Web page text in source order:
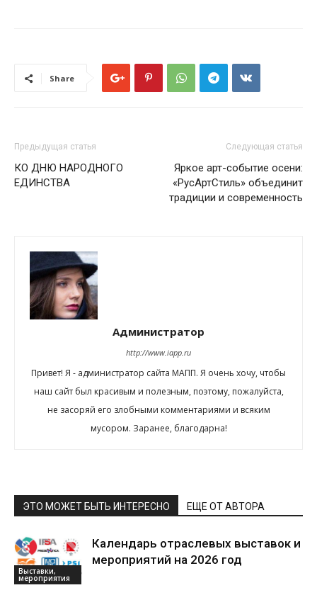
Share
Предыдущая статья
КО ДНЮ НАРОДНОГО
ЕДИНСТВА
Следующая статья
Яркое арт-событие осени:
«РусАртСтиль» объединит
традиции и современность
Администратор
http://www.iapp.ru
Привет! Я - администратор сайта МАПП. Я очень хочу, чтобы
наш сайт был красивым и полезным, поэтому, пожалуйста,
не засоряй его злобными комментариями и всяким
мусором. Заранее, благодарна!
ЭТО МОЖЕТ БЫТЬ ИНТЕРЕСНО ЕЩЕ ОТ АВТОРА
Выставки,
мероприятия
Календарь отраслевых выставок и
мероприятий на 2026 год